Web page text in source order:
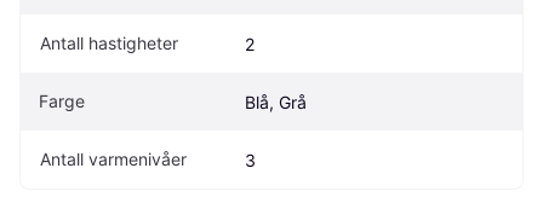
Antall hastigheter 2
Farge Blå, Grå
Antall varmenivåer 3